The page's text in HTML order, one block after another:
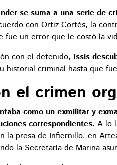
se suma a una serie de
con Ortiz Cortés, la
fue un error que le costó la
con el detenido, Issis
historial criminal hasta que
el crimen
como un exmilitar y
correspondientes. A lo
la presa de Infiernillo, en
la Secretaría de Marina